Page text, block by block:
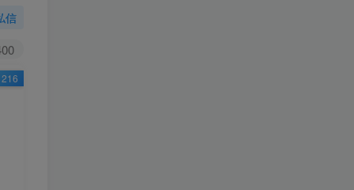
信